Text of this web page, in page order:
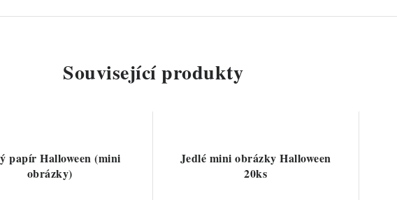
Související produkty
papír Halloween (mini
obrázky)
Jedlé mini obrázky Halloween
20ks